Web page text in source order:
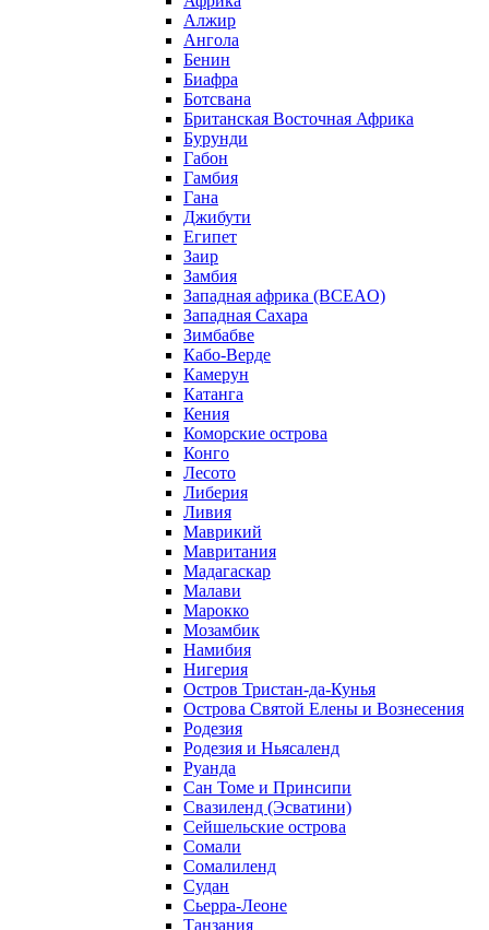
Алжир
Ангола
Бенин
Биафра
Ботсвана
Британская Восточная Африка
Бурунди
Габон
Гамбия
Гана
Джибути
Египет
Заир
Замбия
Западная африка (BCEAO)
Западная Сахара
Зимбабве
Кабо-Верде
Камерун
Катанга
Кения
Коморские острова
Конго
Лесото
Либерия
Ливия
Маврикий
Мавритания
Мадагаскар
Малави
Марокко
Мозамбик
Намибия
Нигерия
Остров Тристан-да-Кунья
Острова Святой Елены и Вознесения
Родезия
Родезия и Ньясаленд
Руанда
Сан Томе и Принсипи
Свазиленд (Эсватини)
Сейшельские острова
Сомали
Сомалиленд
Судан
Сьерра-Леоне
Танзания